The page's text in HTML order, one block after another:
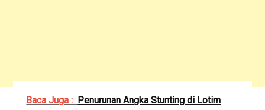
Baca Juga : Penurunan Angka Stunting di Lotim